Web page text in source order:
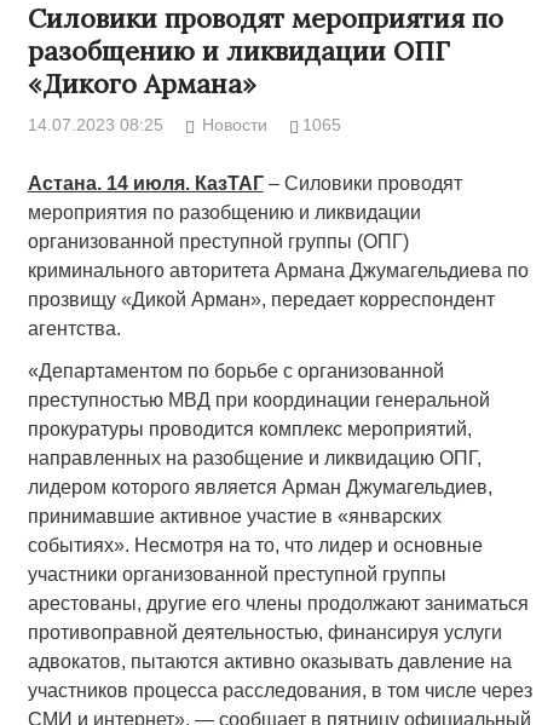
Силовики проводят мероприятия по
разобщению и ликвидации ОПГ
«Дикого Армана»
14.07.2023 08:25 Новости 1065
Астана. 14 июля. КазТАГ– Силовики проводят
мероприятия по разобщению и ликвидации
организованной преступной группы (ОПГ)
криминального авторитета Армана Джумагельдиева по
прозвищу «Дикой Арман», передает корреспондент
агентства.
«Департаментом по борьбе с организованной
преступностью МВД при координации генеральной
прокуратуры проводится комплекс мероприятий,
направленных на разобщение и ликвидацию ОПГ,
лидером которого является Арман Джумагельдиев,
принимавшие активное участие в «январских
событиях». Несмотря на то, что лидер и основные
участники организованной преступной группы
арестованы, другие его члены продолжают заниматься
противоправной деятельностью, финансируя услуги
адвокатов, пытаются активно оказывать давление на
участников процесса расследования, в том числе через
СМИ и интернет», — сообщает в пятницу официальный